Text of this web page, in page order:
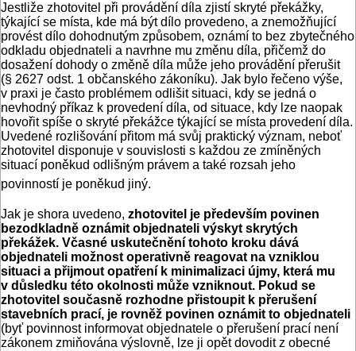
Jestliže zhotovitel při provádění díla zjistí skryté překážky,
týkající se místa, kde má být dílo provedeno, a znemožňující
provést dílo dohodnutým způsobem, oznámí to bez zbytečného
odkladu objednateli a navrhne mu změnu díla, přičemž do
dosažení dohody o změně díla může jeho provádění přerušit
(§ 2627 odst. 1 občanského zákoníku). Jak bylo řečeno výše,
v praxi je často problémem odlišit situaci, kdy se jedná o
nevhodný příkaz k provedení díla, od situace, kdy lze naopak
hovořit spíše o skryté překážce týkající se místa provedení díla.
Uvedené rozlišování přitom má svůj praktický význam, neboť
zhotovitel disponuje v souvislosti s každou ze zmíněných
situací poněkud odlišným právem a také rozsah jeho
povinností je poněkud jiný.
Jak je shora uvedeno, zhotovitel je především povinen
bezodkladně oznámit objednateli výskyt skrytých
překážek. Včasné uskutečnění tohoto kroku dává
objednateli možnost operativně reagovat na vzniklou
situaci a přijmout opatření k minimalizaci újmy, která mu
v důsledku této okolnosti může vzniknout. Pokud se
zhotovitel současně rozhodne přistoupit k přerušení
stavebních prací, je rovněž povinen oznámit to objednateli
(byť povinnost informovat objednatele o přerušení prací není
zákonem zmiňována výslovně, lze ji opět dovodit z obecné